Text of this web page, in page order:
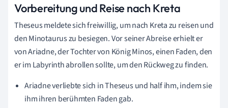
Vorbereitung und Reise nach Kreta
Theseus meldete sich freiwillig, um nach Kreta zu reisen und
den Minotaurus zu besiegen. Vor seiner Abreise erhielt er
von Ariadne, der Tochter von König Minos, einen Faden, den
er im Labyrinth abrollen sollte, um den Rückweg zu finden.
Ariadne verliebte sich in Theseus und half ihm, indem sie
ihm ihren berühmten Faden gab.